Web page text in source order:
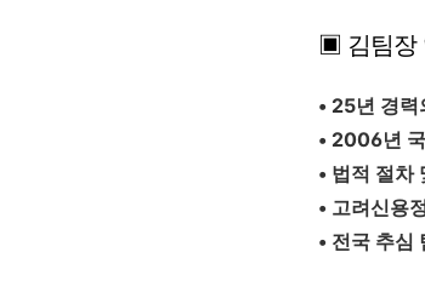
▣ 김팀장
• 25년 경
• 2006년
• 법적 절차
• 고려신용
• 전국 추심